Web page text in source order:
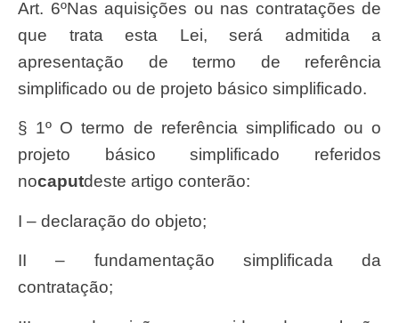
Art. 6ºNas aquisições ou nas contratações de
que trata esta Lei, será admitida a
apresentação de termo de referência
simplificado ou de projeto básico simplificado.
§ 1º O termo de referência simplificado ou o
projeto básico simplificado referidos
no caputdeste artigo conterão:
I – declaração do objeto;
II – fundamentação simplificada da
contratação;